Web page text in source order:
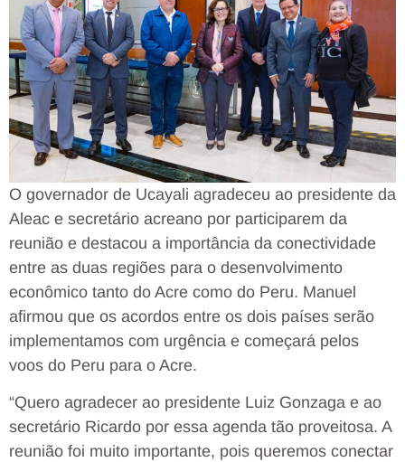
O governador de Ucayali agradeceu ao presidente da
Aleac e secretário acreano por participarem da
reunião e destacou a importância da conectividade
entre as duas regiões para o desenvolvimento
econômico tanto do Acre como do Peru. Manuel
afirmou que os acordos entre os dois países serão
implementamos com urgência e começará pelos
voos do Peru para o Acre.
“Quero agradecer ao presidente Luiz Gonzaga e ao
secretário Ricardo por essa agenda tão proveitosa. A
reunião foi muito importante, pois queremos conectar